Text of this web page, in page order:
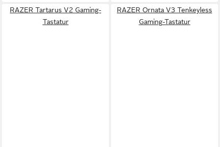
RAZER Tartarus V2 Gaming-
Tastatur
RAZER Ornata V3 Tenkeyless
Gaming-Tastatur